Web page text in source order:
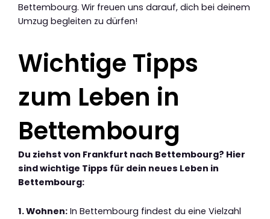
Bettembourg. Wir freuen uns darauf, dich bei deinem
Umzug begleiten zu dürfen!
Wichtige Tipps
zum Leben in
Bettembourg
Du ziehst von Frankfurt nach Bettembourg? Hier
sind wichtige Tipps für dein neues Leben in
Bettembourg:
1. Wohnen: In Bettembourg findest du eine Vielzahl